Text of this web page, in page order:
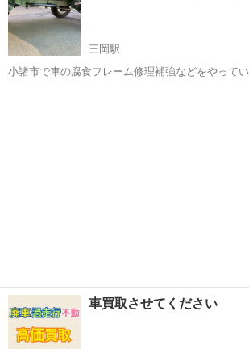
三岡駅
小諸市で車の腐食フレーム修理補強などをやっています！ フ
車買取させてください